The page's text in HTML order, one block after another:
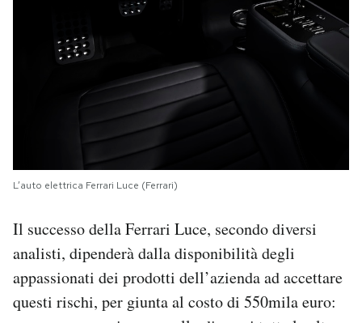
L’auto elettrica Ferrari Luce (Ferrari)
Il successo della Ferrari Luce, secondo diversi
analisti, dipenderà dalla disponibilità degli
appassionati dei prodotti dell’azienda ad accettare
questi rischi, per giunta al costo di 550mila euro: